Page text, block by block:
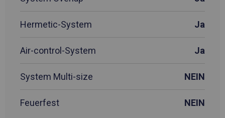
Hermetic-System Ja
Air-control-System Ja
System Multi-size NEIN
Feuerfest NEIN